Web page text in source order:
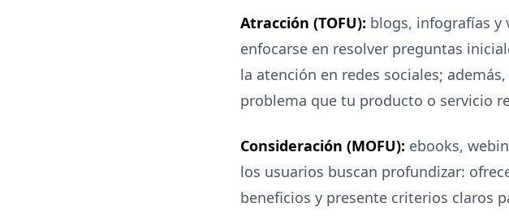
Atracción (TOFU): blogs, infografías y
enfocarse en resolver preguntas
la atención en redes sociales;
problema que tu producto o servicio
Consideración (MOFU): ebooks,
los usuarios buscan profundizar:
beneficios y presente criterios claros